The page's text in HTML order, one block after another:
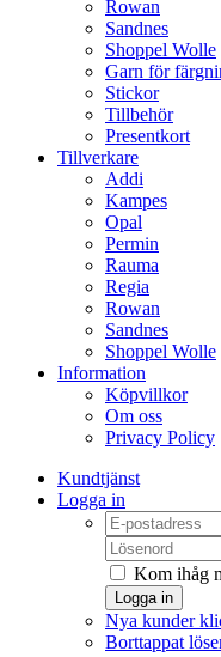
Rowan
Sandnes
Shoppel Wolle
Garn för
Stickor
Tillbehör
Presentkort
Tillverkare
Addi
Kampes
Opal
Permin
Rauma
Regia
Rowan
Sandnes
Shoppel Wolle
Information
Köpvillkor
Om oss
Privacy Policy
Kundtjänst
Logga in
Kom ihåg
Logga in
Nya kunder
Borttappat